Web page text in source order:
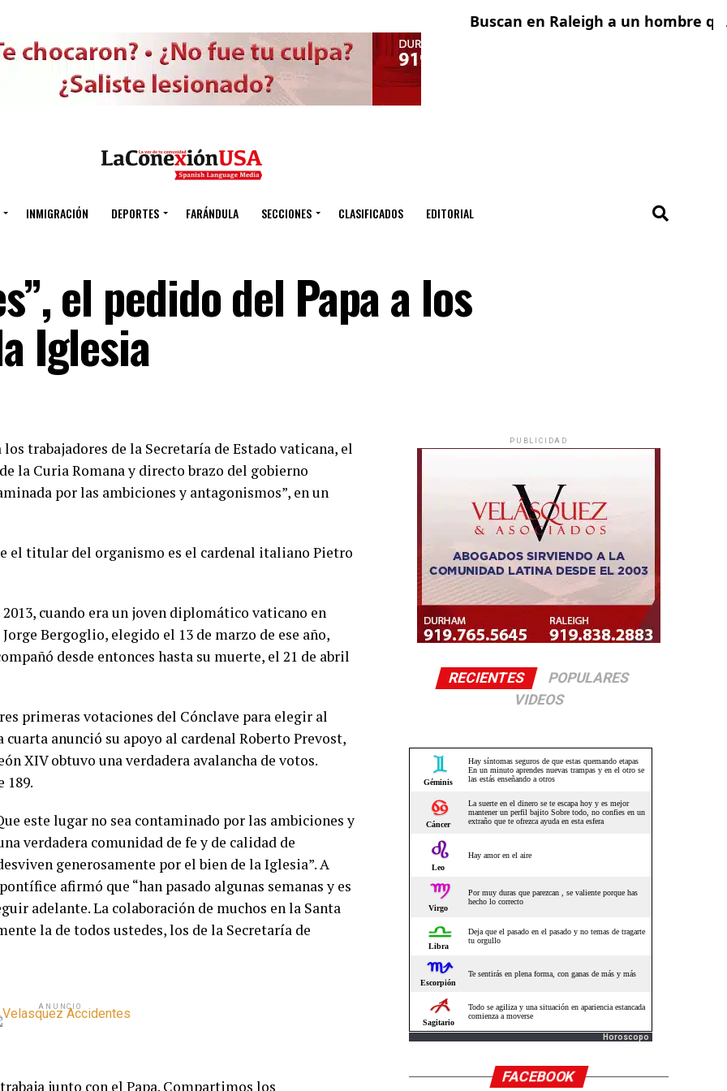
Buscan en Raleigh a un hombre que fue
INMIGRACIÓN DEPORTES FARÁNDULA SECCIONES CLASIFICADOS EDITORIAL
el pedido del Papa a los
Iglesia
trabajadores de la Secretaría de Estado vaticana, el
la Curia Romana y directo brazo del gobierno
por las ambiciones y antagonismos”, en un
el titular del organismo es el cardenal italiano Pietro
cuando era un joven diplomático vaticano en
Bergoglio, elegido el 13 de marzo de ese año,
desde entonces hasta su muerte, el 21 de abril
primeras votaciones del Cónclave para elegir al
anunció su apoyo al cardenal Roberto Prevost,
XIV obtuvo una verdadera avalancha de votos.
189.
este lugar no sea contaminado por las ambiciones y
verdadera comunidad de fe y de calidad de
generosamente por el bien de la Iglesia”. A
afirmó que “han pasado algunas semanas y es
adelante. La colaboración de muchos en la Santa
la de todos ustedes, los de la Secretaría de
ANUNCIO
junto con el Papa. Compartimos los
PUBLICIDAD
RECIENTES
POPULARES
VIDEOS
Horoscopo
FACEBOOK